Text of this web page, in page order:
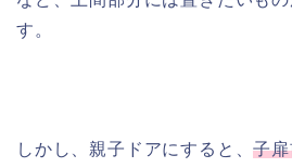
す。
しかし、親子ドアにすると、子